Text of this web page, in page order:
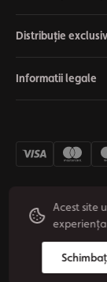
Distribuție
Informatii legale
© 2026 Origos
Setari cookie
Acest site